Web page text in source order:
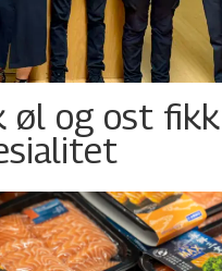
øl og ost fikk